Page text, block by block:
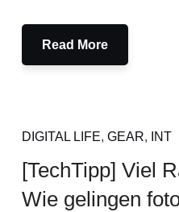
Read More
DIGITAL LIFE, GEAR, INT
[TechTipp] Viel
Wie gelingen